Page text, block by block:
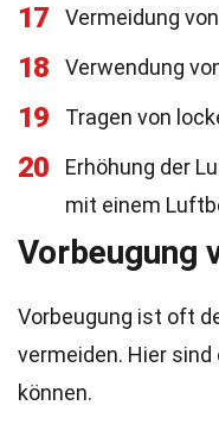
17 Vermeidung
18 Verwendung
19 Tragen von
20
Erhöhung der
mit einem
Vorbeugung
Vorbeugung ist oft
vermeiden. Hier
können.